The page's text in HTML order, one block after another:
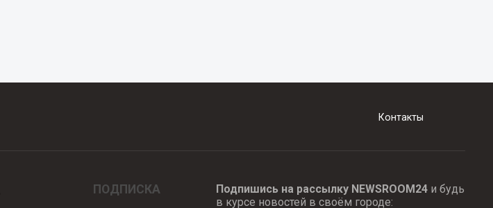
Контакты
ПОДПИСКА Подпишись на рассылку NEWSROOM24и будь
в курсе новостей в своём городе: